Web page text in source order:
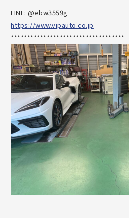
LINE: @ebw3559g
https://www.vipauto.co.jp
***********************************